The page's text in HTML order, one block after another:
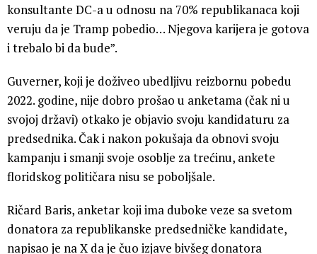
konsultante DC-a u odnosu na 70% republikanaca koji
veruju da je Tramp pobedio… Njegova karijera je gotova
i trebalo bi da bude”.
Guverner, koji je doživeo ubedljivu reizbornu pobedu
2022. godine, nije dobro prošao u anketama (čak ni u
svojoj državi) otkako je objavio svoju kandidaturu za
predsednika. Čak i nakon pokušaja da obnovi svoju
kampanju i smanji svoje osoblje za trećinu, ankete
floridskog političara nisu se poboljšale.
Ričard Baris, anketar koji ima duboke veze sa svetom
donatora za republikanske predsedničke kandidate,
napisao je na X da je čuo izjave bivšeg donatora